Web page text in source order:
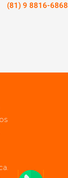
(81) 9 8816-6868